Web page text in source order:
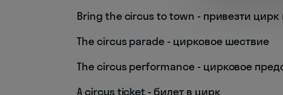
Bring the circus to town - привезти цирк
The circus parade - цирковое шествие
The circus performance - цирковое
A circus ticket - билет в цирк